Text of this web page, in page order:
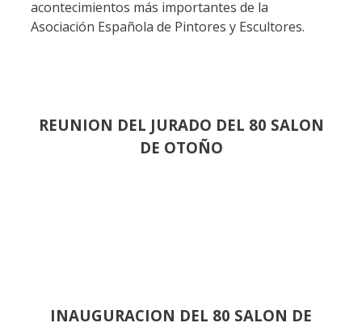
acontecimientos más importantes de la
Asociación Española de Pintores y Escultores.
REUNION DEL JURADO DEL 80 SALON
DE OTOÑO
INAUGURACION DEL 80 SALON DE